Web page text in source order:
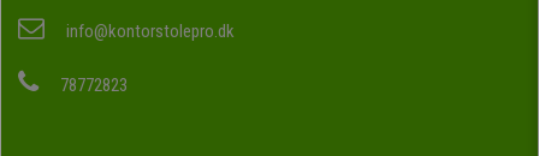
info@kontorstolepro.dk
78772823